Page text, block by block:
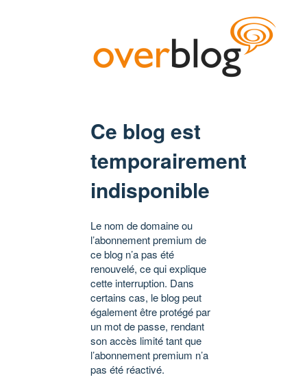
Ce blog est
temporairement
indisponible
Le nom de domaine ou
l’abonnement premium de
ce blog n’a pas été
renouvelé, ce qui explique
cette interruption. Dans
certains cas, le blog peut
également être protégé par
un mot de passe, rendant
son accès limité tant que
l’abonnement premium n’a
pas été réactivé.